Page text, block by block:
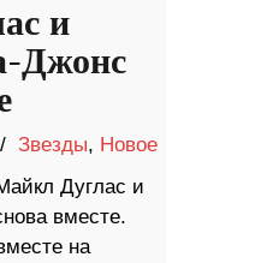
и
Джонс
Звезды, Новое
Дуглас и
вместе.
на